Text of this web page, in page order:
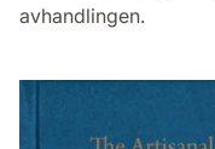
avhandlingen.